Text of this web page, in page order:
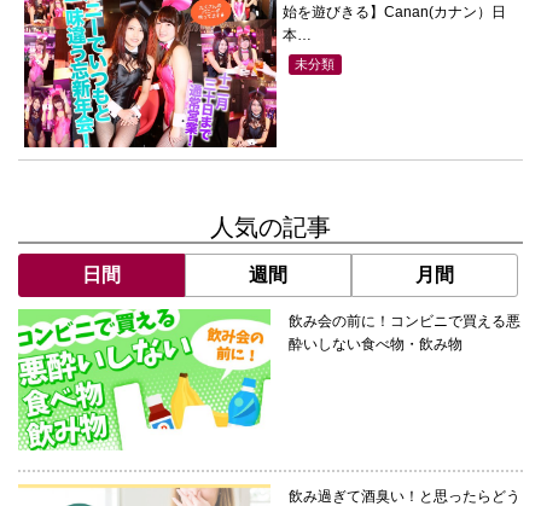
未分類
始を遊びきる】Canan(カナン）日
本…
人気の記事
日間 週間 月間
飲み会の前に！コンビニで買える悪
酔いしない食べ物・飲み物
飲み過ぎて酒臭い！と思ったらどう